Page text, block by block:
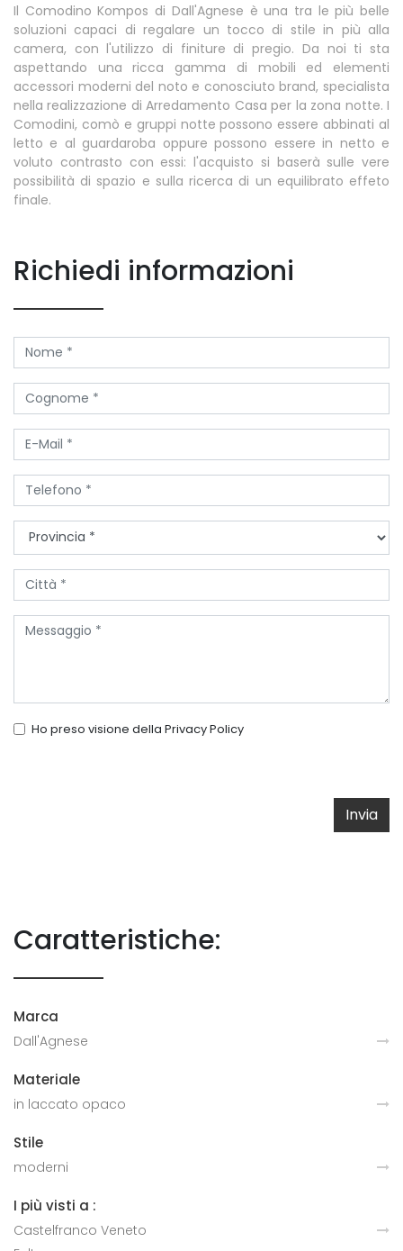
Il Comodino Kompos di Dall'Agnese è una tra le più belle
soluzioni capaci di regalare un tocco di stile in più alla
camera, con l'utilizzo di finiture di pregio. Da noi ti sta
aspettando una ricca gamma di mobili ed elementi
accessori moderni del noto e conosciuto brand, specialista
nella realizzazione di Arredamento Casa per la zona notte. I
Comodini, comò e gruppi notte possono essere abbinati al
letto e al guardaroba oppure possono essere in netto e
voluto contrasto con essi: l'acquisto si baserà sulle vere
possibilità di spazio e sulla ricerca di un equilibrato effeto
finale.
Richiedi informazioni
Ho preso visione della Privacy Policy
Invia
Caratteristiche:
Marca
Dall'Agnese
Materiale
in laccato opaco
Stile
moderni
I più visti a :
Castelfranco Veneto